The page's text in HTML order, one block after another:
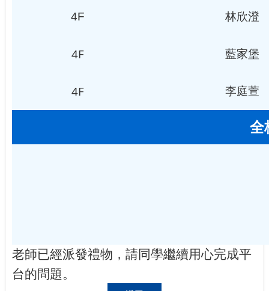
4F 林欣澄
4F 藍家堡
4F 李庭萱
全
老師已經派發禮物，請同學繼續用心完成平
台的問題。